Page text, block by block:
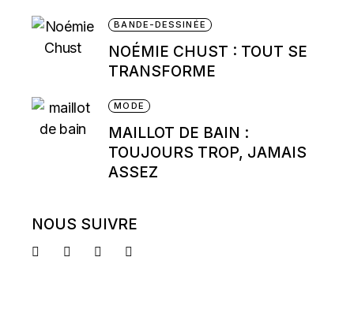
BANDE-DESSINÉE
NOÉMIE CHUST : TOUT SE
TRANSFORME
MODE
MAILLOT DE BAIN :
TOUJOURS TROP, JAMAIS
ASSEZ
NOUS SUIVRE